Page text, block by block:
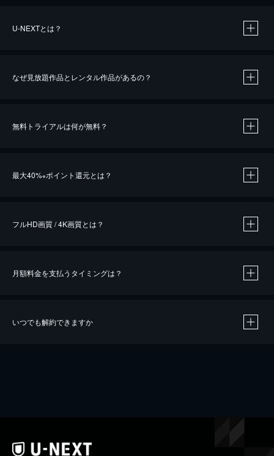
U-NEXTとは？
なぜ見放題作品とレンタル作品があるの？
無料トライアルは何が無料？
最大40%※ポイント還元とは？
※40％ポイント還元の対象は、クレジットカード決済による作品の購入 / レンタルです。
iOSアプリのUコイン決済による作品の購入 / レンタルは、20％のポイント還元です。
フルHD画質 / 4K画質とは？
月額料金を支払うタイミングは？
いつでも解約できますか